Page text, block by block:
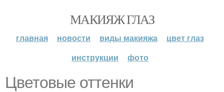
МАКИЯЖ ГЛАЗ
главная новости виды макияжа
цвет глаз
инструкции
фото
Цветовые оттенки